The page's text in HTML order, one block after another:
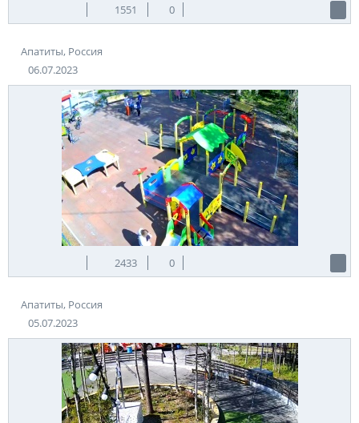
1551 0
Апатиты, Россия
06.07.2023
2433 0
Апатиты, Россия
05.07.2023